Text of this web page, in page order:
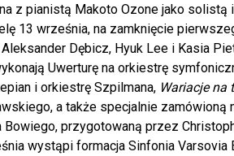
z pianistą Makoto Ozone jako solistą i
13 września, na zamknięcie
Dębicz, Hyuk Lee i Kasia
Uwerturę na orkiestrę
i orkiestrę Szpilmana, Wariacje na
a także specjalnie
Bowiego, przygotowaną przez
wystąpi formacja Sinfonia Varsovia